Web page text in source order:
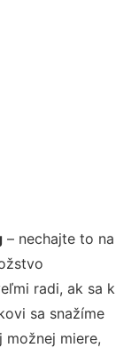
– nechajte to na
radi, ak sa k
sa snažíme
miere,